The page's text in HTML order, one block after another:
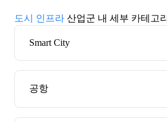
도시 인프라 산업군 내 세부 카테고리
Smart City
공항